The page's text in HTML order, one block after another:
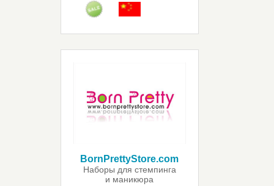
BornPrettyStore.com
Наборы для стемпинга
и маникюра